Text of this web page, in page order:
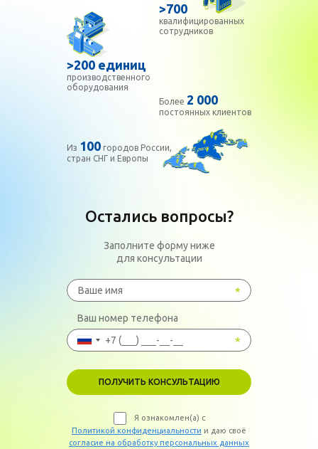
>700
квалифицированных
сотрудников
>200 единиц
производственного
оборудования
Более 2 000
постоянных клиентов
Из 100 городов России,
стран СНГ и Европы
Остались вопросы?
Заполните форму ниже
для консультации
Ваш номер телефона
ПОЛУЧИТЬ КОНСУЛЬТАЦИЮ
Я ознакомлен(а) с
Политикой конфиденциальности и даю своё
согласие на обработку персональных данных